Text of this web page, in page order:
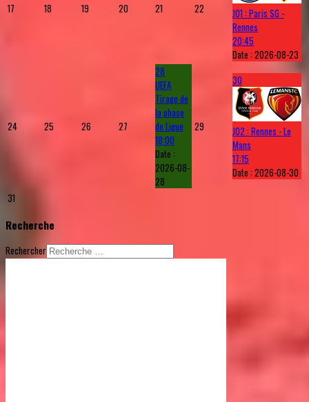
17 18 19 20 21 22
J01 : Paris SG -
Rennes
20:45
Date :2026-08-23
24 25 26 27
28
UEFA
Tirage de
la phase
de Ligue
18:00
Date :
2026-08-
28
29
30
J02 : Rennes - Le
Mans
17:15
Date :2026-08-30
31
Recherche
Rechercher